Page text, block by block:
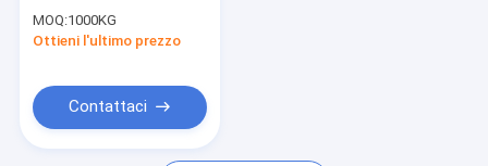
dito 0,2-3,0 mm
MOQ:1000KG
Ottieni l'ultimo prezzo
Contattaci